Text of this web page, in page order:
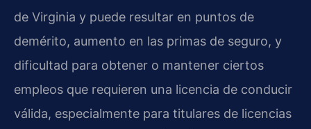
de Virginia y puede resultar en puntos de
demérito, aumento en las primas de seguro, y
dificultad para obtener o mantener ciertos
empleos que requieren una licencia de conducir
válida, especialmente para titulares de licencias